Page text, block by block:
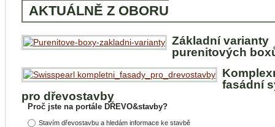
AKTUÁLNĚ Z OBORU
Základní varianty
purenitových
fasádní
pro dřevostavby
Proč jste na portále DŘEVO&stavby?
Stavím dřevostavbu a hledám informace ke stavbě